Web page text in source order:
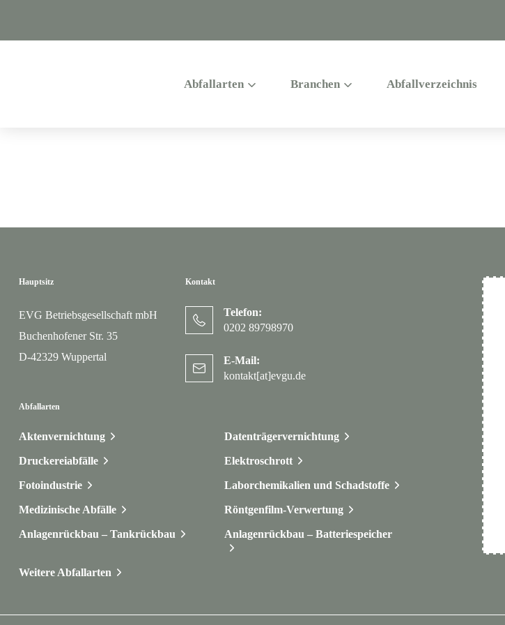
Abfallarten Branchen Abfallverzeichnis
Hauptsitz
EVG Betriebsgesellschaft mbH
Buchenhofener Str. 35
D-42329 Wuppertal
Kontakt
Telefon:
0202 89798970
E-Mail:
kontakt[at]evgu.de
Abfallarten
Aktenvernichtung Datenträgervernichtung
Druckereiabfälle Elektroschrott
Fotoindustrie Laborchemikalien und Schadstoffe
Medizinische Abfälle Röntgenfilm-Verwertung
Anlagenrückbau – Tankrückbau Anlagenrückbau – Batteriespeicher
Weitere Abfallarten